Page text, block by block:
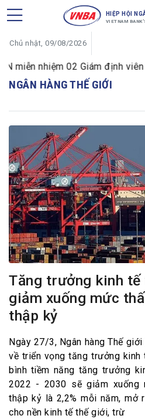
HIỆP HỘI
VIETNAM
Chủ nhật, 09/08/2026
miễn nhiệm 02 Giám định viên
NGÂN HÀNG THẾ GIỚI
Tăng trưởng kinh tế
giảm xuống mức
thập kỷ
Ngày 27/3, Ngân hàng Thế
về triển vọng tăng trưởng
bình tiềm năng tăng trưởng
2022 - 2030 sẽ giảm xuống
thập kỷ là 2,2% mỗi năm, mở
cho nền kinh tế thế giới, trừ